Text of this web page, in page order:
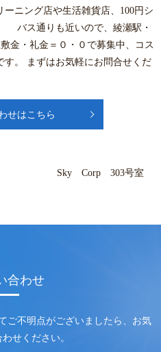
ーニング店や生活雑貨店、100円シ
バス通りも近いので、綾瀬駅・
・礼金＝０・０で募集中、コス
す。 まずはお気軽にお問合せくだ
せはこちら
Sky Corp 303号室
合わせ
ご不明点がございましたら、 お気
せください。